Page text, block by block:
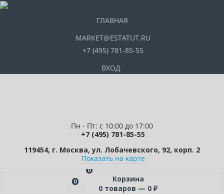
ГЛАВНАЯ
MARKET@ESTATUT.RU
+7 (495) 781-85-55
ВХОД
Пн - Пт: с 10:00 до 17:00
+7 (495) 781-85-55
119454, г. Москва, ул. Лобачевского, 92, корп. 2
Показать на карте
0
0
Корзина
0 товаров — 0 ₽